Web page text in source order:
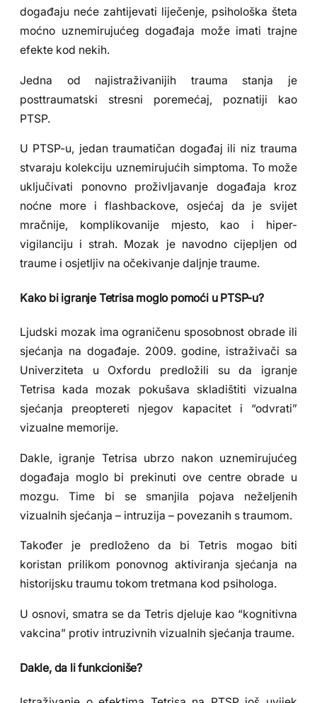
događaju neće zahtijevati liječenje, psihološka šteta
moćno uznemirujućeg događaja može imati trajne
efekte kod nekih.
Jedna od najistraživanijih trauma stanja je
posttraumatski stresni poremećaj, poznatiji kao
PTSP.
U PTSP-u, jedan traumatičan događaj ili niz trauma
stvaraju kolekciju uznemirujućih simptoma. To može
uključivati ponovno proživljavanje događaja kroz
noćne more i flashbackove, osjećaj da je svijet
mračnije, komplikovanije mjesto, kao i hiper-
vigilanciju i strah. Mozak je navodno cijepljen od
traume i osjetljiv na očekivanje daljnje traume.
Kako bi igranje Tetrisa moglo pomoći u PTSP-u?
Ljudski mozak ima ograničenu sposobnost obrade ili
sjećanja na događaje. 2009. godine, istraživači sa
Univerziteta u Oxfordu predložili su da igranje
Tetrisa kada mozak pokušava skladištiti vizualna
sjećanja preoptereti njegov kapacitet i “odvrati”
vizualne memorije.
Dakle, igranje Tetrisa ubrzo nakon uznemirujućeg
događaja moglo bi prekinuti ove centre obrade u
mozgu. Time bi se smanjila pojava neželjenih
vizualnih sjećanja – intruzija – povezanih s traumom.
Također je predloženo da bi Tetris mogao biti
koristan prilikom ponovnog aktiviranja sjećanja na
historijsku traumu tokom tretmana kod psihologa.
U osnovi, smatra se da Tetris djeluje kao “kognitivna
vakcina” protiv intruzivnih vizualnih sjećanja traume.
Dakle, da li funkcioniše?